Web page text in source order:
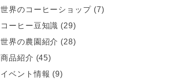
世界のコーヒーショップ (7)
コーヒー豆知識 (29)
世界の農園紹介 (28)
商品紹介 (45)
イベント情報 (9)